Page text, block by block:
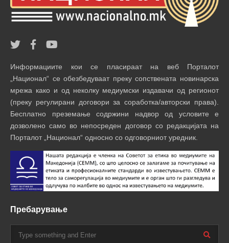
Информациите кои се пласираат на веб Порталот
„Национал“ се обезбедуваат преку сопствената новинарска
мрежа како и од неколку медиумски издавачи од регионот
(преку регулирани договори за соработка/авторски права).
Бесплатно преземање содржини надвор од условите е
дозволено само во непосреден договор со редакцијата на
Порталот „Национал“ односно со одговорниот уредник.
Пребарување